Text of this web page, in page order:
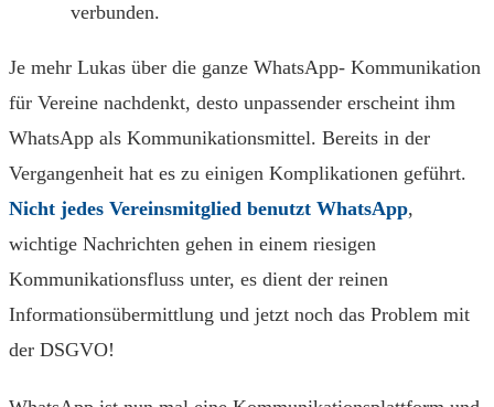
verbunden.
Je mehr Lukas über die ganze WhatsApp- Kommunikation
für Vereine nachdenkt, desto unpassender erscheint ihm
WhatsApp als Kommunikationsmittel. Bereits in der
Vergangenheit hat es zu einigen Komplikationen geführt.
Nicht jedes Vereinsmitglied benutzt WhatsApp,
wichtige Nachrichten gehen in einem riesigen
Kommunikationsfluss unter, es dient der reinen
Informationsübermittlung und jetzt noch das Problem mit
der DSGVO!